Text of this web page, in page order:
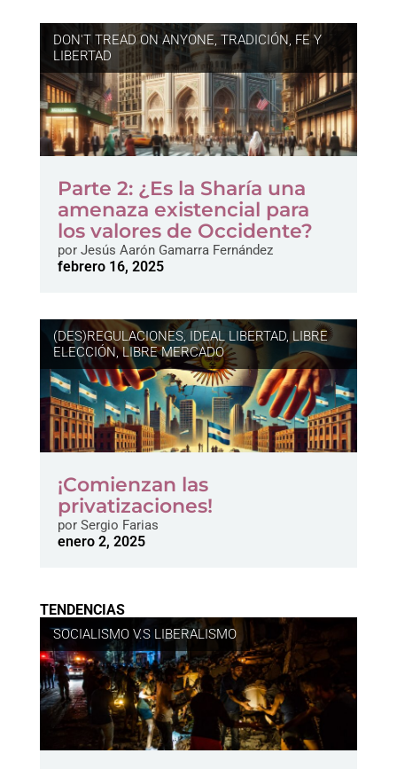
DON'T TREAD ON ANYONE, TRADICIÓN, FE Y
LIBERTAD
Parte 2: ¿Es la Sharía una
amenaza existencial para
los valores de Occidente?
porJesús Aarón Gamarra Fernández
febrero 16, 2025
(DES)REGULACIONES, IDEAL LIBERTAD, LIBRE
ELECCIÓN,LIBRE MERCADO
¡Comienzan las
privatizaciones!
porSergio Farias
enero 2, 2025
TENDENCIAS
SOCIALISMO V.S LIBERALISMO